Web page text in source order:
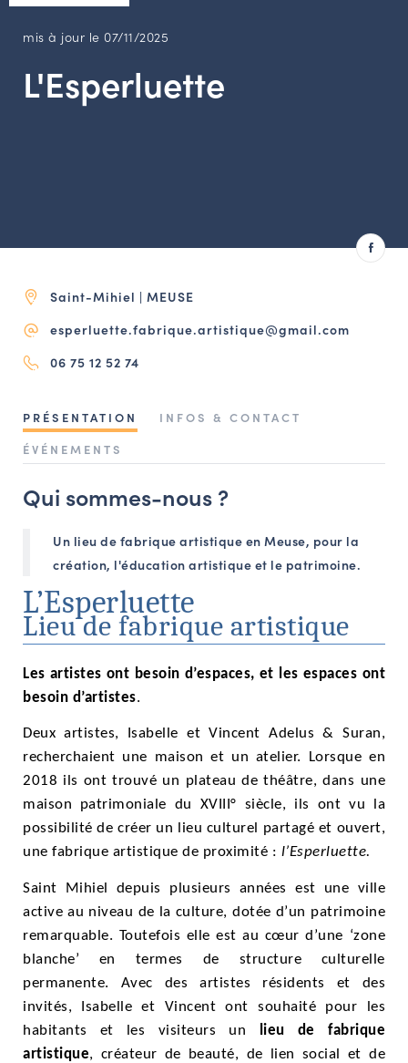
LES ACTIONS PHARES
CONTACT
Agenda
OFFRES D’EMPLOI ET DE STAGE
OUTILS EN LIGNE
CARTES DES NAUDIN
Espace acteurs
NAVIGATION FILTRÉE « ACTEURS »
PORTAIL CULTURE
Comité d'Histoire Régionale
Service Inventaire et Patrimoines de la Région Grand Est
VOUS ÊTES…
Responsables de structures
mis à jour le 07/11/2025
L'Esperluette
Saint-Mihiel | MEUSE
esperluette.fabrique.artistique@gmail.com
06 75 12 52 74
PRÉSENTATION
INFOS & CONTACT
ÉVÉNEMENTS
Qui sommes-nous ?
Un lieu de fabrique artistique en Meuse, pour la
création, l'éducation artistique et le patrimoine.
L’Esperluette
Lieu de fabrique artistique
Les artistes ont besoin d’espaces, et les espaces ont
besoin d’artistes.
Deux artistes, Isabelle et Vincent Adelus & Suran,
recherchaient une maison et un atelier. Lorsque en
2018 ils ont trouvé un plateau de théâtre, dans une
maison patrimoniale du XVIII° siècle, ils ont vu la
possibilité de créer un lieu culturel partagé et ouvert,
une fabrique artistique de proximité : l’Esperluette.
Saint Mihiel depuis plusieurs années est une ville
active au niveau de la culture, dotée d’un patrimoine
remarquable. Toutefois elle est au cœur d’une ‘zone
blanche’ en termes de structure culturelle
permanente. Avec des artistes résidents et des
invités, Isabelle et Vincent ont souhaité pour les
habitants et les visiteurs un
lieu de fabrique
artistique, créateur de beauté, de lien social et de